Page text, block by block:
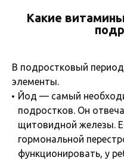
Какие
В подростковый
элементы.
Йод — самый
подростков. Он
щитовидной железы.
гормональной
функционировать, у